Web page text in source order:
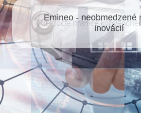
Emineo - neobmedzené
inovácií